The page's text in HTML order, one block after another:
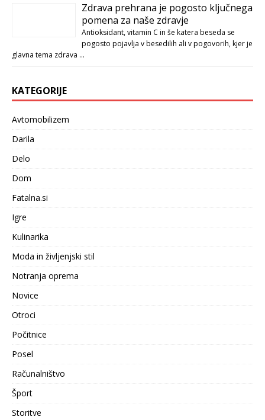
Zdrava prehrana je pogosto ključnega
pomena za naše zdravje
Antioksidant, vitamin C in še katera beseda se
pogosto pojavlja v besedilih ali v pogovorih, kjer je
glavna tema zdrava …
KATEGORIJE
Avtomobilizem
Darila
Delo
Dom
Fatalna.si
Igre
Kulinarika
Moda in življenjski stil
Notranja oprema
Novice
Otroci
Počitnice
Posel
Računalništvo
Šport
Storitve